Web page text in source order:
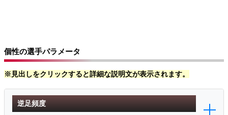
個性の選手パラメータ
※見出しをクリックすると詳細な説明文が表示されます。
逆足頻度